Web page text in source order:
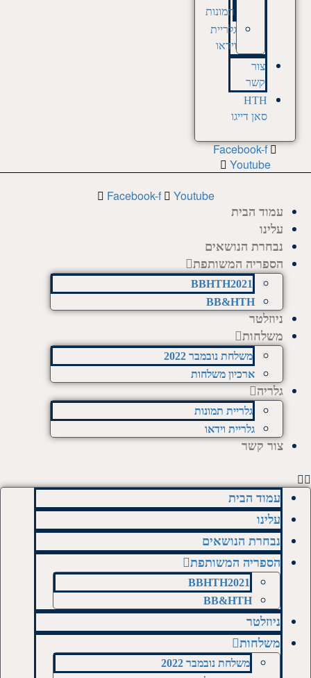
תמונות
גלריית
וידאו
צור
קשר
HTH
סאן דייגו
Facebook-f
Youtube
Facebook-f
Youtube
עמוד הבית
עלינו
נבחרת הנושאים
הספריה המשותפת
BBHTH2021
BB&HTH
ניוזלטר
משלחות
משלחת נובמבר 2022
ארכיון משלחות
גלריה
גלריית תמונות
גלריית וידאו
צור קשר
עמוד הבית
עלינו
נבחרת הנושאים
הספריה המשותפת
BBHTH2021
BB&HTH
ניוזלטר
משלחות
משלחת נובמבר 2022